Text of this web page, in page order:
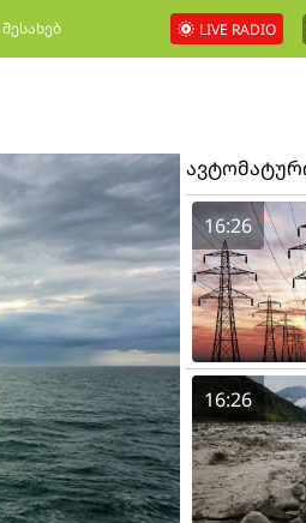
LIVE RADIO
16:26
16:26